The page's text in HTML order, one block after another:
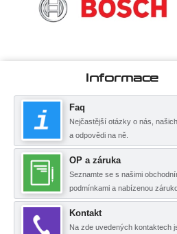
Informace
Faq
Nejčastější otázky o nás,
a odpovědi na ně.
OP a záruka
Seznamte se s našimi
podmínkami a nabízenou
Kontakt
Na zde uvedených kontaktech